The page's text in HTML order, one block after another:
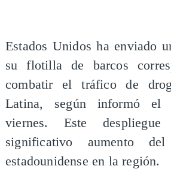
Estados Unidos ha enviado
su flotilla de barcos
combatir el tráfico de
Latina, según informó el
viernes. Este despliegue
significativo aumento
estadounidense en la región.